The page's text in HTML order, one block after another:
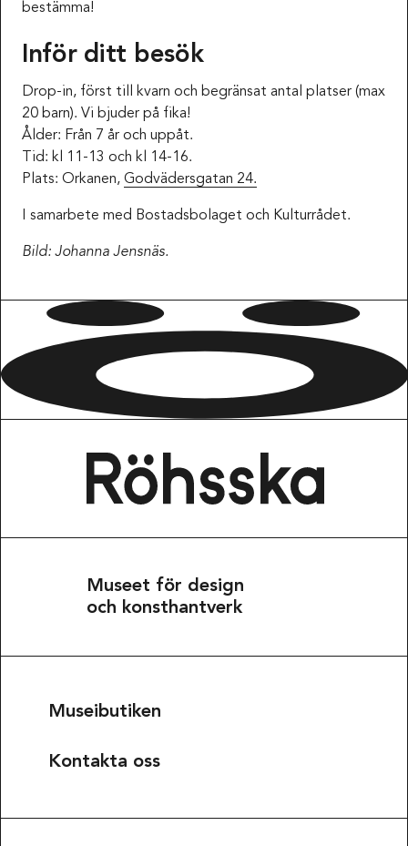
bestämma!
Inför ditt besök
Drop-in, först till kvarn och begränsat antal platser (max
20 barn). Vi bjuder på fika!
Ålder: Från 7 år och uppåt.
Tid: kl 11-13 och kl 14-16.
Plats: Orkanen, Godvädersgatan 24.
I samarbete med Bostadsbolaget och Kulturrådet.
Bild: Johanna Jensnäs.
Museet för design
och konsthantverk
Museibutiken
Kontakta oss